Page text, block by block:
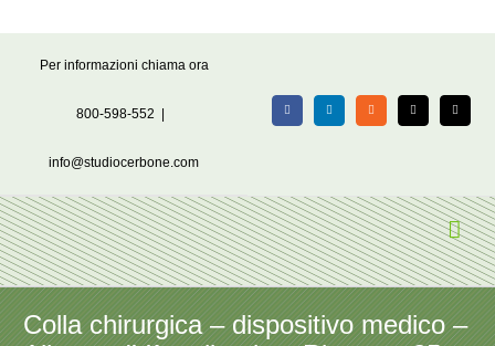
Per informazioni chiama ora
800-598-552
info@studiocerbone.com
FacebookLinkedIn Rss X Email
Colla chirurgica – dispositivo medico –